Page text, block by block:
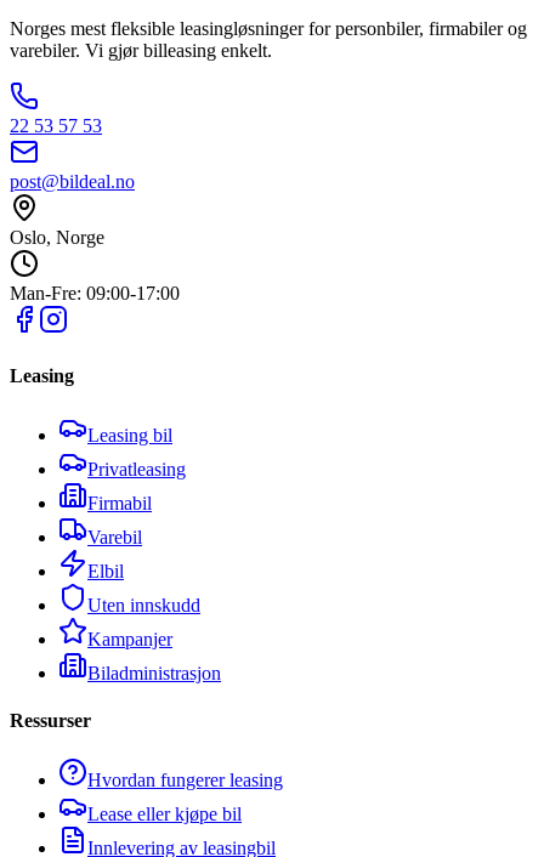
Norges mest fleksible leasingløsninger for personbiler, firmabiler og
varebiler. Vi gjør billeasing enkelt.
22 53 57 53
post@bildeal.no
Oslo, Norge
Man-Fre: 09:00-17:00
Leasing
Leasing bil
Privatleasing
Firmabil
Varebil
Elbil
Uten innskudd
Kampanjer
Biladministrasjon
Ressurser
Hvordan fungerer leasing
Lease eller kjøpe bil
Innlevering av leasingbil